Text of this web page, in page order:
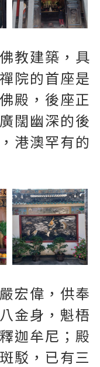
教建築，具
院的首座是
殿，後座正
闊幽深的後
港澳罕有的
宏偉，供奉
金身，魁梧
迦牟尼；殿
駁，已有三